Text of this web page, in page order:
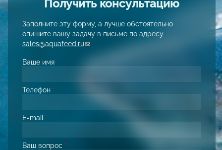
Получить консультацию
Заполните эту форму, а лучше обстоятельно
опишите вашу задачу в письме по адресу
sales@aquafeed.ru(link sends e-mail)
Ваше имя
Телефон *
E-mail
Ваш вопрос *